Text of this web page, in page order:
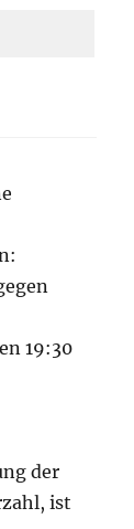
19:30
der
ist